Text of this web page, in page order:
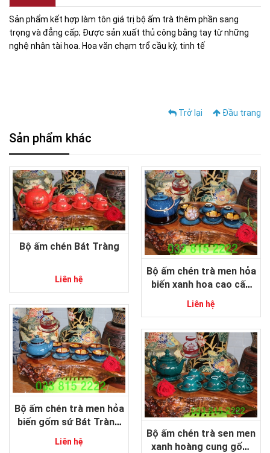
Sản phẩm kết hợp làm tôn giá trị bộ ấm trà thêm phần sang
trọng và đẳng cấp; Được sản xuất thủ công bằng tay từ những
nghệ nhân tài hoa. Hoa văn chạm trổ cầu kỳ, tinh tế
Trở lại Đầu trang
Sản phẩm khác
Bộ ấm chén Bát Tràng
Liên hệ
Bộ ấm chén trà men hỏa
biến xanh hoa cao cấp
Liên hệ
Bộ ấm chén trà men hỏa
biến gốm sứ Bát Tràng
Liên hệ
Bộ ấm chén trà sen men
xanh hoàng cung gốm